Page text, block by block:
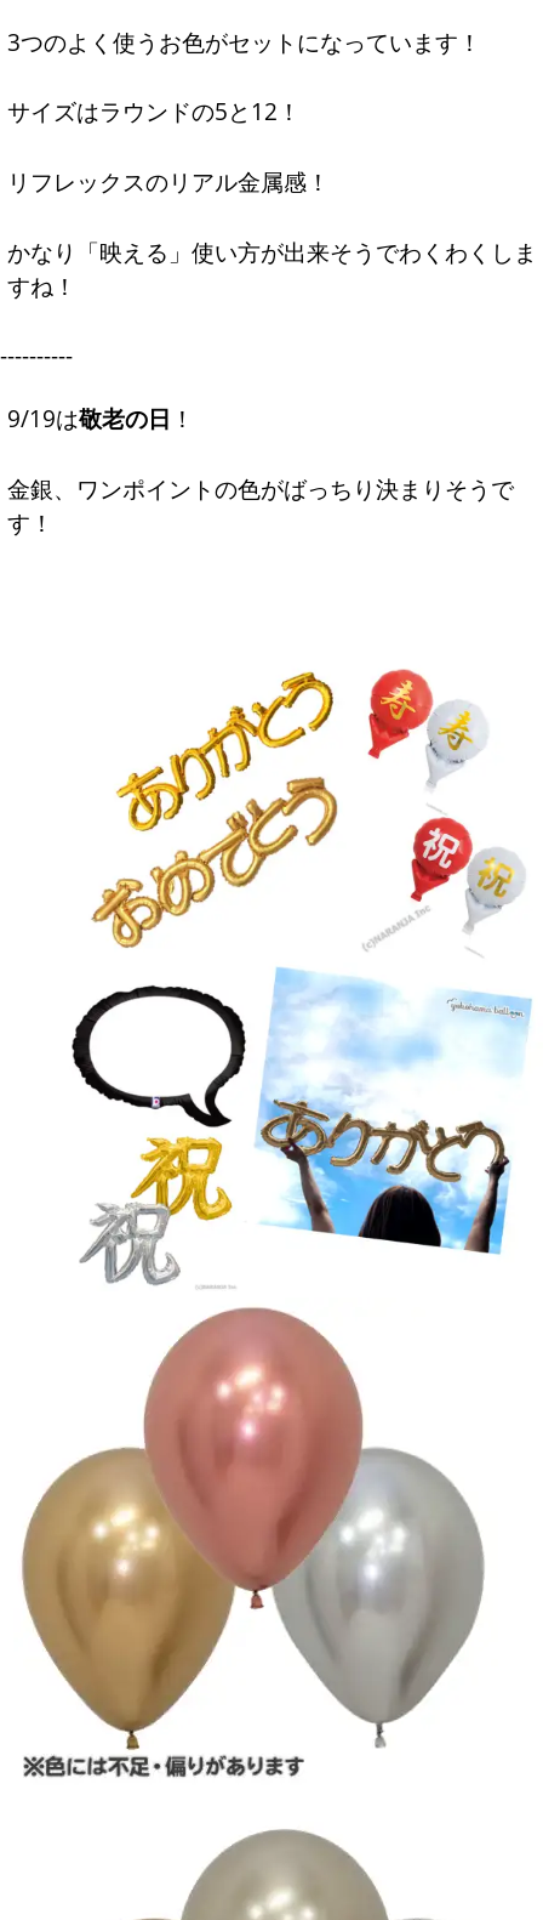
3つのよく使うお色がセットになっています！
サイズはラウンドの5と12！
リフレックスのリアル金属感！
かなり「映える」使い方が出来そうでわくわくしま
すね！
----------
9/19は敬老の日 ！
金銀、ワンポイントの色がばっちり決まりそうで
す！